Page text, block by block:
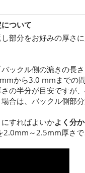
ついて
部分をお好みの厚さ
ックル側の漉きの長
から3.0 mmまでの
の半分が目安ですが
合は、バックル側部
すればよいかよく分
2.0mm～2.5mm厚さ